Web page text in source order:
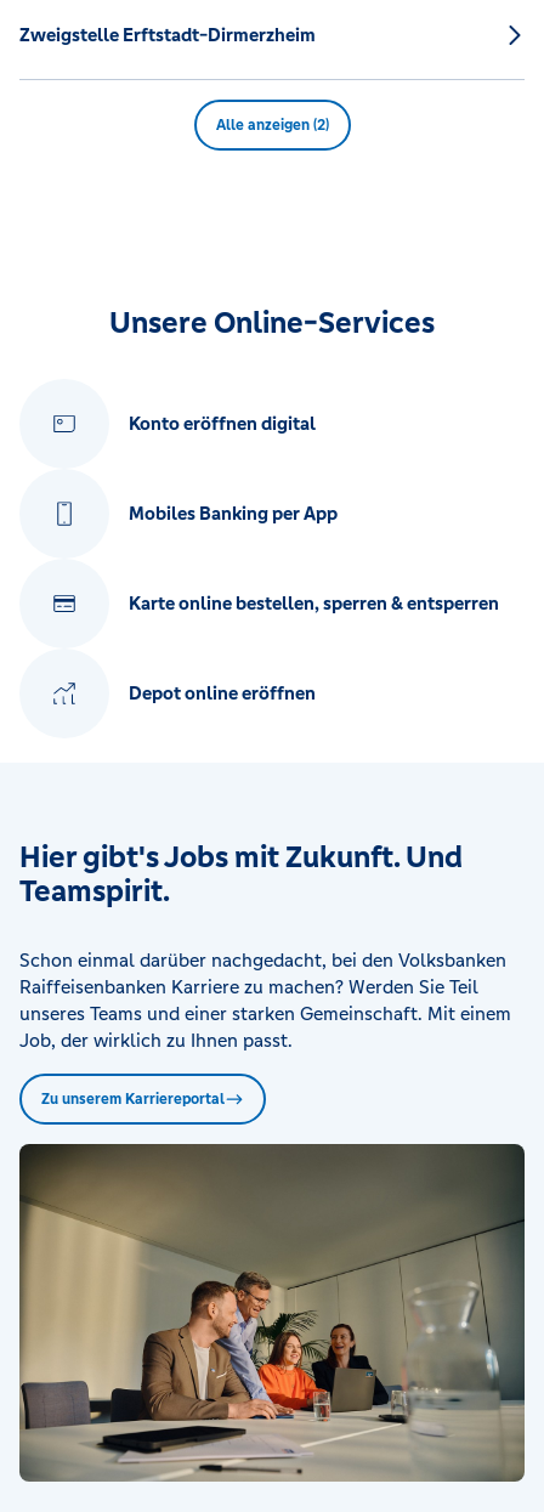
Zweigstelle Erftstadt-Dirmerzheim
Alle anzeigen (2)
Unsere Online-Services
Konto eröffnen digital
Mobiles Banking per App
Karte online bestellen, sperren & entsperren
Depot online eröffnen
Hier gibt's Jobs mit Zukunft. Und
Teamspirit.
Schon einmal darüber nachgedacht, bei den Volksbanken
Raiffeisenbanken Karriere zu machen? Werden Sie Teil
unseres Teams und einer starken Gemeinschaft. Mit einem
Job, der wirklich zu Ihnen passt.
Zu unserem Karriereportal